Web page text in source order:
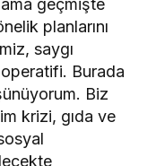
ama geçmişte
planlarını
saygı
Burada
Biz
krizi, gıda ve